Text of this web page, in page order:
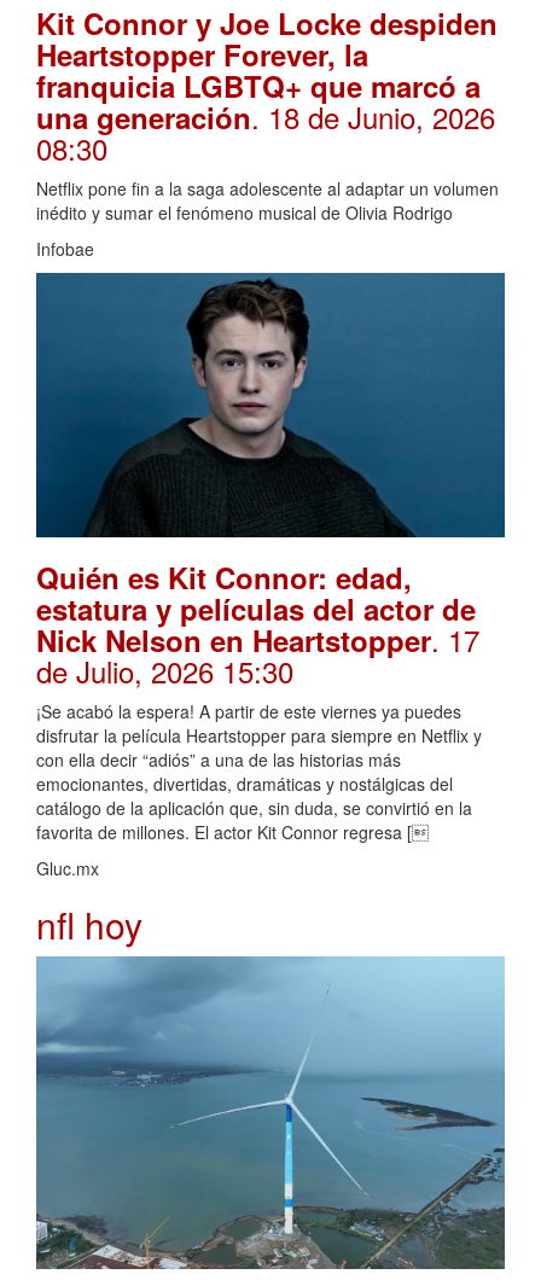
Kit Connor y Joe Locke despiden
Heartstopper Forever, la
franquicia LGBTQ+ que marcó a
una generación. 18 de Junio, 2026
08:30
Netflix pone fin a la saga adolescente al adaptar un volumen
inédito y sumar el fenómeno musical de Olivia Rodrigo
Infobae
Quién es Kit Connor: edad,
estatura y películas del actor de
Nick Nelson en Heartstopper. 17
de Julio, 2026 15:30
¡Se acabó la espera! A partir de este viernes ya puedes
disfrutar la película Heartstopper para siempre en Netflix y
con ella decir “adiós” a una de las historias más
emocionantes, divertidas, dramáticas y nostálgicas del
catálogo de la aplicación que, sin duda, se convirtió en la
favorita de millones. El actor Kit Connor regresa [
Gluc.mx
nfl hoy